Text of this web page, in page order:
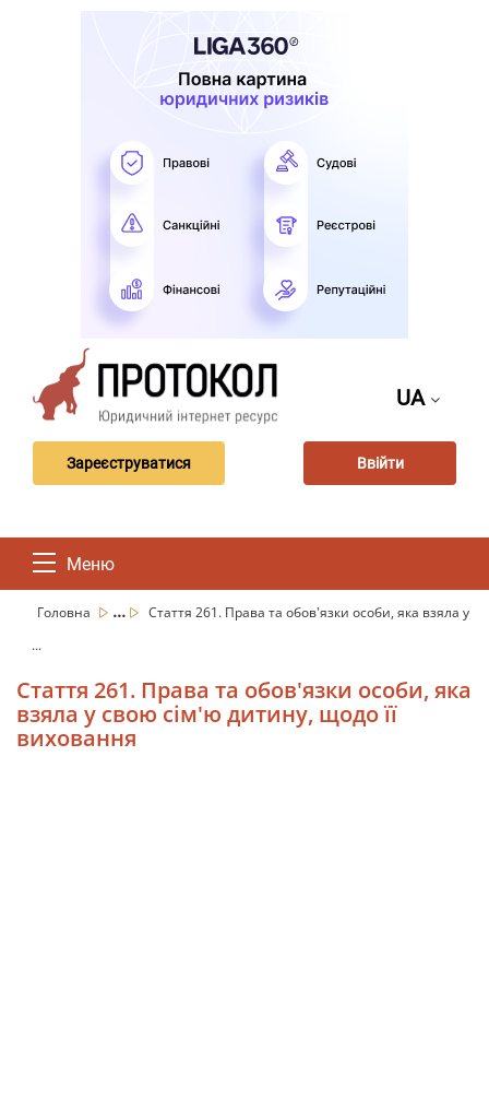
UA
Зареєструватися Ввійти
Меню
Головна ...
Стаття 261. Права та обов'язки особи, яка взяла у
...
Стаття 261. Права та обов'язки особи, яка
взяла у свою сім'ю дитину, щодо її
виховання